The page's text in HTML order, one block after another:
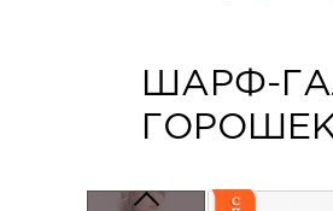
ШАРФ-